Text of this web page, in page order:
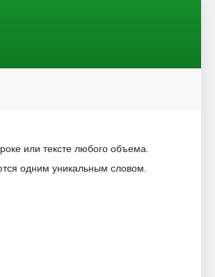
или тексте любого объема.
одним уникальным словом.